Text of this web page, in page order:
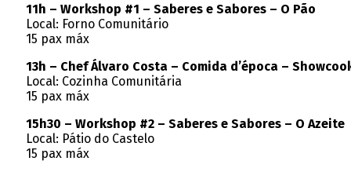
11h – Workshop #1 – Saberes e Sabores – O Pão
Local: Forno Comunitário
15 pax máx
13h – Chef Álvaro Costa – Comida d’época –
Local: Cozinha Comunitária
15 pax máx
15h30 – Workshop #2 – Saberes e Sabores – O Azeite
Local: Pátio do Castelo
15 pax máx